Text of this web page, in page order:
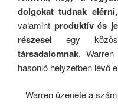
dolgokat tudnak
valamint produktív és
részesei egy
társadalomnak.
hasonló helyzetben lévő
Warren üzenete a